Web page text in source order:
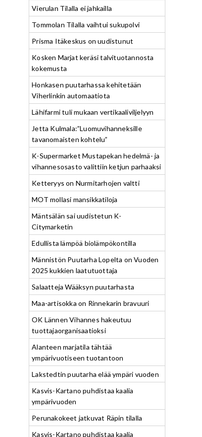
Vierulan Tilalla ei jahkailla
Tommolan Tilalla vaihtui sukupolvi
Prisma Itäkeskus on uudistunut
Kosken Marjat keräsi talvituotannosta
kokemusta
Honkasen puutarhassa kehitetään
Viherlinkin automaatiota
Lähifarmi tuli mukaan vertikaaliviljelyyn
Jetta Kulmala:”Luomuvihanneksille
tavanomaisten kohtelu”
K-Supermarket Mustapekan hedelmä- ja
vihannesosasto valittiin ketjun parhaaksi
Ketteryys on Nurmitarhojen valtti
MOT mollasi mansikkatiloja
Mäntsälän sai uudistetun K-
Citymarketin
Edullista lämpöä biolämpökontilla
Männistön Puutarha Lopelta on Vuoden
2025 kukkien laatutuottaja
Salaatteja Wääksyn puutarhasta
Maa-artisokka on Rinnekarin bravuuri
OK Lännen Vihannes hakeutuu
tuottajaorganisaatioksi
Alanteen marjatila tähtää
ympärivuotiseen tuotantoon
Lakstedtin puutarha elää ympäri vuoden
Kasvis-Kartano puhdistaa kaalia
ympärivuoden
Perunakokeet jatkuvat Räpin tilalla
Kasvis-Kartano puhdistaa kaalia